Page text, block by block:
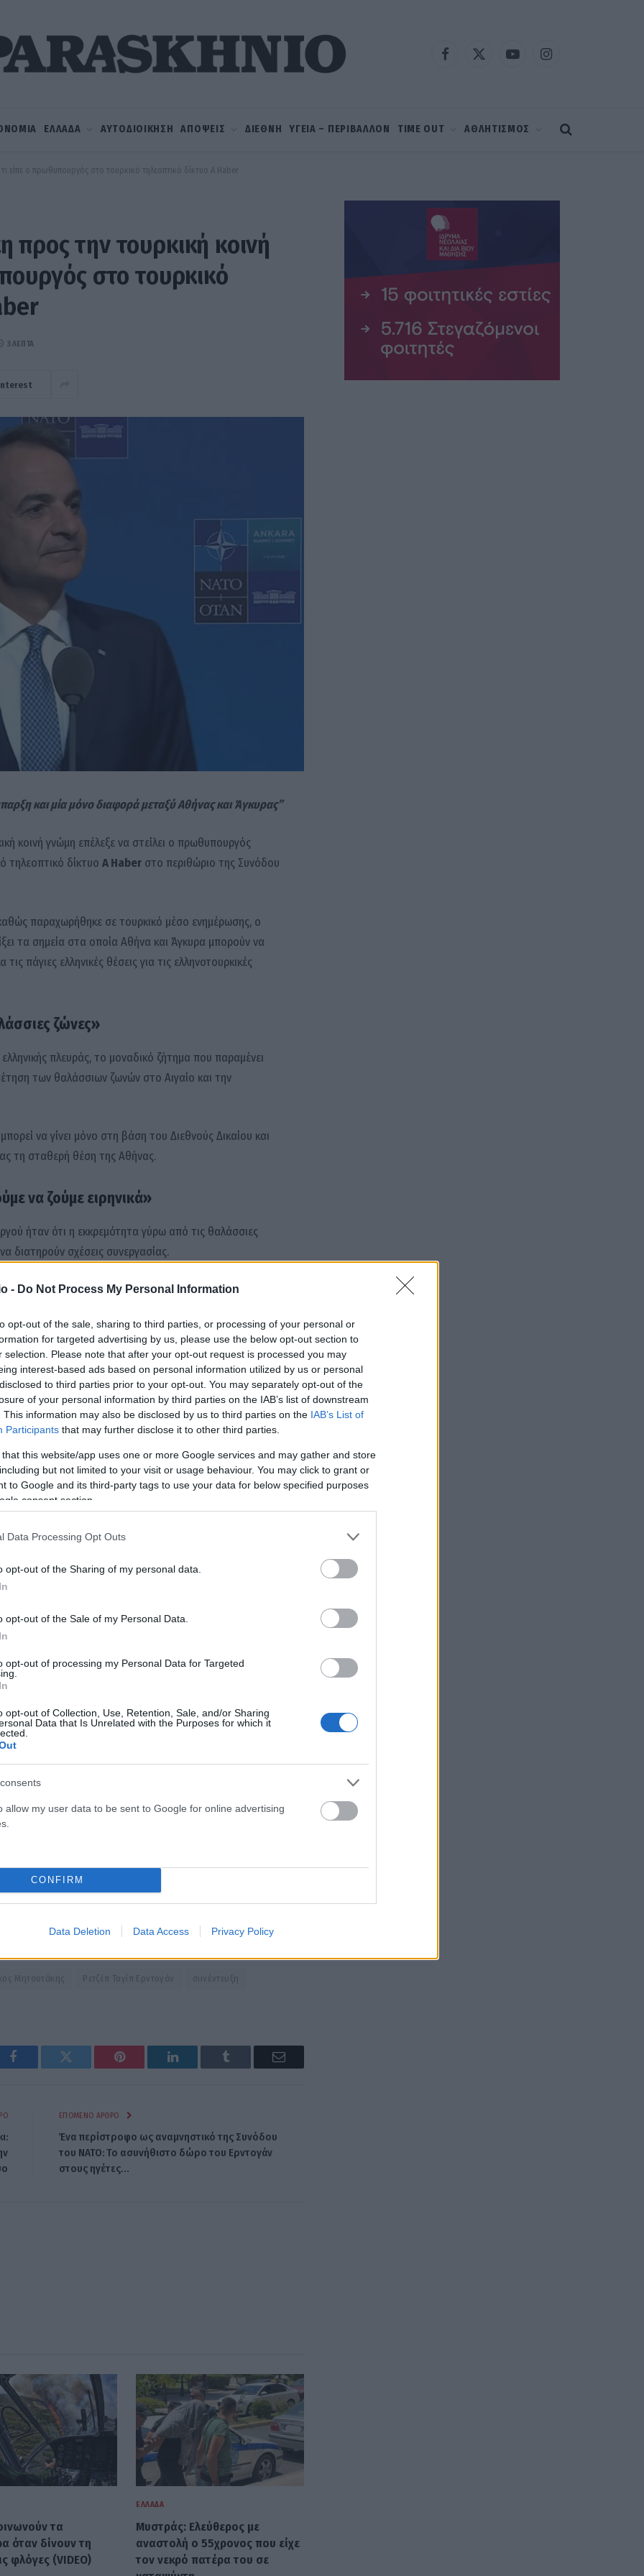
- Do Not Process My Personal Information
opt-out of the sale, sharing to third parties, or processing of your personal or
for targeted advertising by us, please use the below opt-out section to
selection. Please note that after your opt-out request is processed you may
interest-based ads based on personal information utilized by us or personal
to third parties prior to your opt-out. You may separately opt-out of the
of your personal information by third parties on the IAB’s list of downstream
This information may also be disclosed by us to third parties on the IAB’s List of
Participants that may further disclose it to other third parties.
that this website/app uses one or more Google services and may gather and store
but not limited to your visit or usage behaviour. You may click to grant or
to Google and its third-party tags to use your data for below specified purposes
consent section.
Data Processing Opt Outs
opt-out of the Sharing of my personal data.
opt-out of the Sale of my Personal Data.
opt-out of processing my Personal Data for Targeted
opt-out of Collection, Use, Retention, Sale, and/or Sharing
Data that Is Unrelated with the Purposes for which it
allow my user data to be sent to Google for online advertising
CONFIRM
Data Deletion Data Access Privacy Policy
Facebook
X
YouTubeInstagram
ΕΛΛΑΔΑ ΑΥΤΟΔΙΟΙΚΗΣΗ ΑΠΟΨΕΙΣ ΔΙΕΘΝΗ ΥΓΕΙΑ – ΠΕΡΙΒΑΛΛΟΝ TIME OUT ΑΘΛΗΤΙΣΜΟΣ
είπε ο πρωθυπουργός στο τουρκικό τηλεοπτικό δίκτυο A Haber
την τουρκική κοινή
στο τουρκικό
3 ΛΕΠΤΆ
και μία μόνο διαφορά μεταξύ Αθήνας και Άγκυρας”
κοινή γνώμη επέλεξε να στείλει ο πρωθυπουργός
τηλεοπτικό δίκτυο A Haberστο περιθώριο της Συνόδου
παραχωρήθηκε σε τουρκικό μέσο ενημέρωσης, ο
τα σημεία στα οποία Αθήνα και Άγκυρα μπορούν να
πάγιες ελληνικές θέσεις για τις ελληνοτουρκικές
ζώνες»
πλευράς, το μοναδικό ζήτημα που παραμένει
των θαλάσσιων ζωνών στο Αιγαίο και την
να γίνει μόνο στη βάση του Διεθνούς Δικαίου και
τη σταθερή θέση της Αθήνας.
να ζούμε ειρηνικά»
ήταν ότι η εκκρεμότητα γύρω από τις θαλάσσιες
διατηρούν σχέσεις συνεργασίας.
ζήτημα που μας απασχολεί από τη δεκαετία του 1970,
ειρηνικά και να εργαζόμαστε από κοινού σε όλα
χαρακτηριστικά.
του να συνεχίσει τη συνεργασία με τον
ότι τα τελευταία χρόνια έχει καταγραφεί πρόοδος
εποικοδομητική και παραγωγική σχέση με τον
στο πνεύμα της Διακήρυξης των Αθηνών που
τουρισμό
που έχουν γίνει στις διμερείς σχέσεις,
μεταναστευτικό, την ενίσχυση του διασυνοριακού
visa express
Αιγαίου.
Τουρκία για τη διοργάνωση της Συνόδου Κορυφής
φιλοξενία.
Κορυφής και προσωπικά είμαι πάντα ευχαριστημένος
τηλεοπτικό δίκτυο πραγματοποιήθηκε λίγες ώρες
belli, τις τουρκικές επιδιώξεις για ταF-35και την
την προσπάθεια της Αθήνας να διατηρήσει
χωρίς να μεταβάλλει τις πάγιες ελληνικές θέσεις
Μητσοτάκης Ρετζέπ Ταγίπ Ερντογάν συνέντευξη
Facebook Twitter Pinterest LinkedIn Tumblr Email
ΕΠΌΜΕΝΟ ΆΡΘΡΟ
Ένα περίστροφο ως αναμνηστικό της Συνόδου
του ΝΑΤΟ: Το ασυνήθιστο δώρο του Ερντογάν
στους ηγέτες…
τα
όταν δίνουν τη
φλόγες (VIDEO)
ΕΛΛΆΔΑ
Μυστράς: Ελεύθερος με
αναστολή ο 55χρονος που είχε
τον νεκρό πατέρα του σε